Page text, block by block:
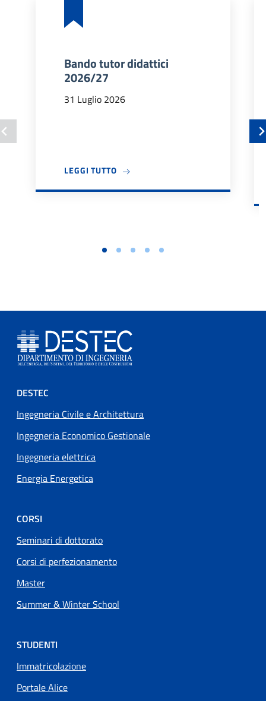
Bando tutor didattici
2026/27
31 Luglio 2026
LEGGI TUTTOA PROPOSITO DI BANDO TUTOR
Footer menu
DESTEC
Ingegneria Civile e Architettura
Ingegneria Economico Gestionale
Ingegneria elettrica
Energia Energetica
CORSI
Seminari di dottorato
Corsi di perfezionamento
Master
Summer & Winter School
STUDENTI
Immatricolazione
Portale Alice